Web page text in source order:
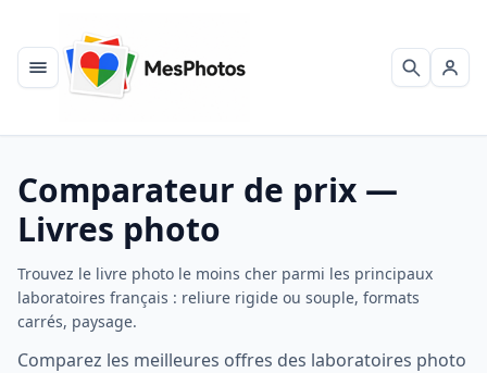
Menu Se
Comparateur de prix —
Livres photo
Trouvez le livre photo le moins cher parmi les principaux
laboratoires français : reliure rigide ou souple, formats
carrés, paysage.
Comparez les meilleures offres des laboratoires photo